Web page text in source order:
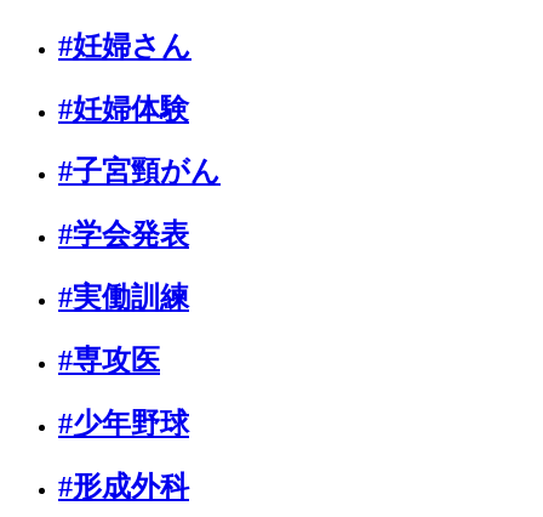
#妊婦さん
#妊婦体験
#子宮頸がん
#学会発表
#実働訓練
#専攻医
#少年野球
#形成外科